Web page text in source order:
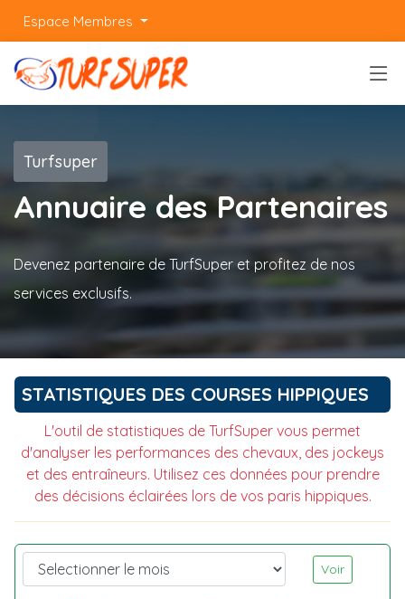
Espace Membres
Turfsuper
Annuaire des Partenaires
Devenez partenaire de TurfSuper et profitez de nos
services exclusifs.
STATISTIQUES DES COURSES HIPPIQUES
L'outil de statistiques de TurfSuper vous permet
d'analyser les performances des chevaux, des jockeys
et des entraîneurs. Utilisez ces données pour prendre
des décisions éclairées lors de vos paris hippiques.
Voir